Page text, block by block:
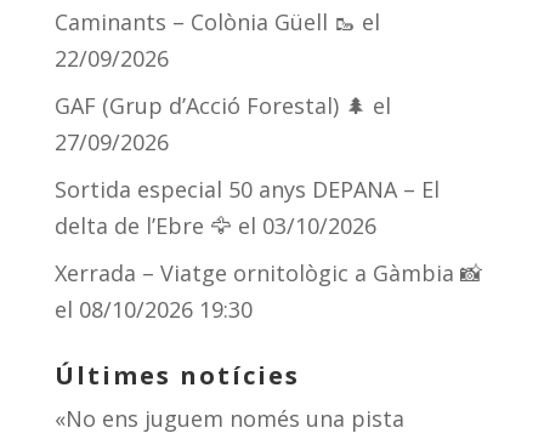
Caminants – Colònia Güell 🥾 el
22/09/2026
GAF (Grup d’Acció Forestal) 🌲 el
27/09/2026
Sortida especial 50 anys DEPANA – El
delta de l’Ebre 🦅 el 03/10/2026
Xerrada – Viatge ornitològic a Gàmbia 📸
el 08/10/2026 19:30
Últimes notícies
«No ens juguem només una pista